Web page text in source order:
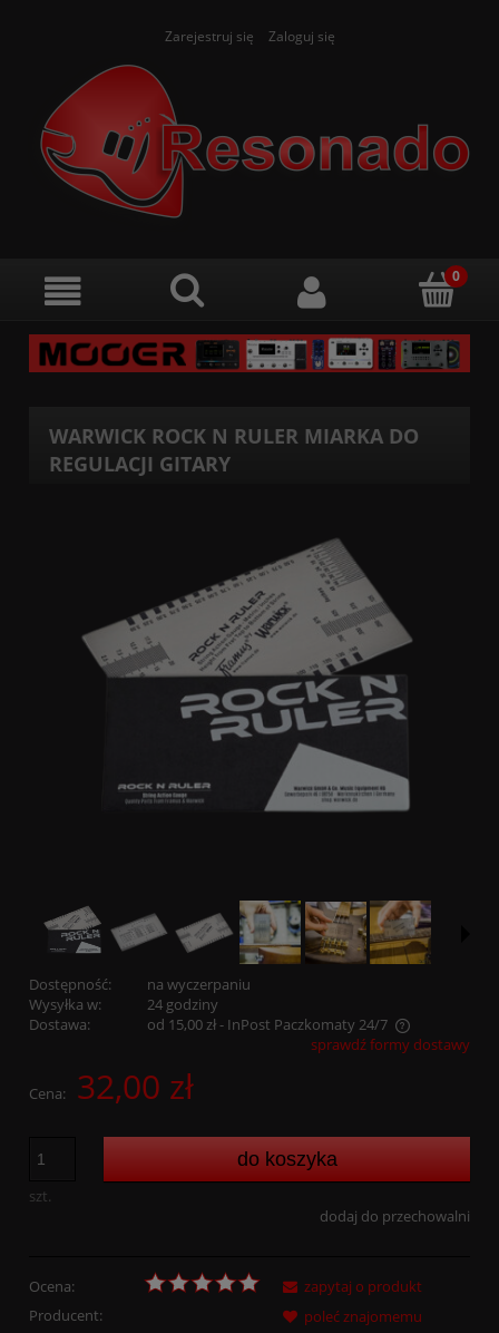
Zarejestruj się Zaloguj się
WARWICK ROCK N RULER MIARKA DO
REGULACJI GITARY
Dostępność:
na wyczerpaniu
Wysyłka w:
24 godziny
Dostawa:
od 15,00 zł- InPost Paczkomaty 24/7
Cena nie zawiera ewentualnych kosztów płatnościsprawdź formy dostawy
Cena: 32,00 zł
szt.
do koszyka
dodaj do przechowalni
Ocena:
Producent:
zapytaj o produkt
poleć znajomemu